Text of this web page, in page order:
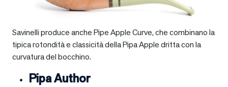
Savinelli produce anche Pipe Apple Curve, che combinano la
tipica rotondità e classicità della Pipa Apple dritta con la
curvatura del bocchino.
Pipa Author